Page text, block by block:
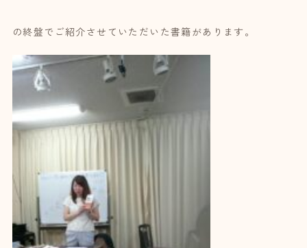
の終盤でご紹介させていただいた書籍があります。